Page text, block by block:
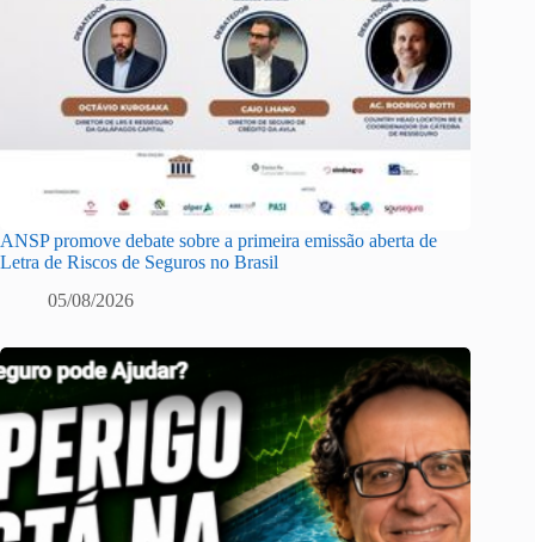
ANSP promove debate sobre a primeira emissão aberta de
Letra de Riscos de Seguros no Brasil
05/08/2026